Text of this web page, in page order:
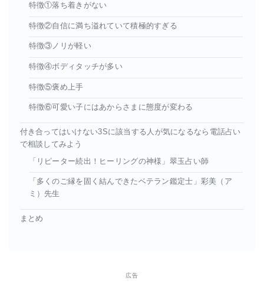
特徴①落ち着きがない
特徴②自信に満ち溢れていて積極的すぎる
特徴③ノリが軽い
特徴④ボディタッチが多い
特徴⑤褒め上手
特徴⑥可愛い子にはあからさまに態度が変わる
付き合ってはいけない3Sに該当する人が気になるなら電話占い
で相談してみよう
「リピーター続出！ヒーリングの神様」翠玉占い師
「多くのご縁を固く結んできたベテラン鑑定士」彩美（ア
ミ）先生
まとめ
広告